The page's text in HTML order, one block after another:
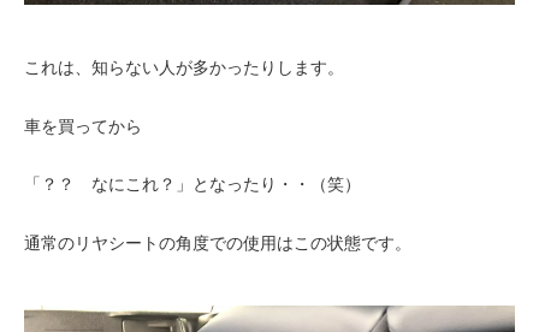
これは、知らない人が多かったりします。
車を買ってから
「？？ なにこれ？」となったり・・（笑）
通常のリヤシートの角度での使用はこの状態です。